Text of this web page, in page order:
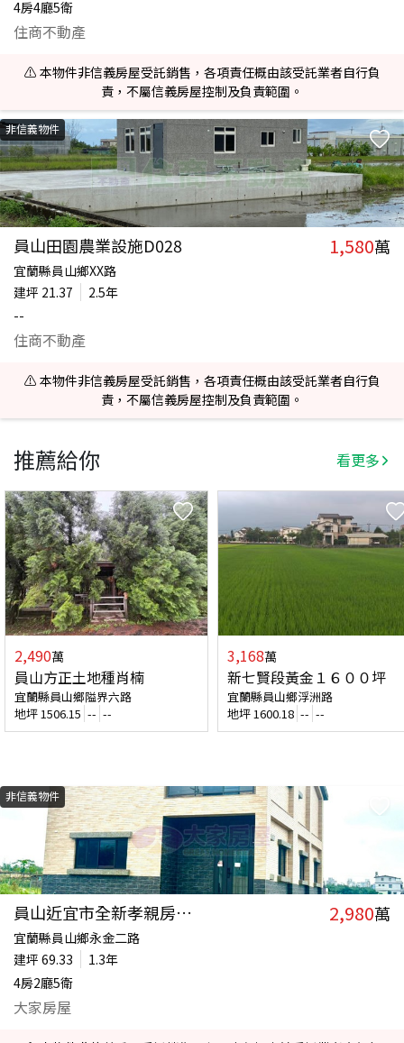
4房4廳5衛
住商不動產
⚠️ 本物件非信義房屋受託銷售，各項責任概由該受託業者自行負
責，不屬信義房屋控制及負責範圍。
非信義物件
員山田園農業設施D028 1,580萬
宜蘭縣員山鄉XX路
建坪 21.37
2.5年
--
住商不動產
⚠️ 本物件非信義房屋受託銷售，各項責任概由該受託業者自行負
責，不屬信義房屋控制及負責範圍。
推薦給你 看更多
2,490萬
員山方正土地種肖楠
宜蘭縣員山鄉隘界六路
地坪1506.15 -- --
3,168萬
新七賢段黃金１６００坪
宜蘭縣員山鄉浮洲路
地坪1600.18 -- --
非信義物件
員山近宜市全新孝親房農舍 2,980萬
宜蘭縣員山鄉永金二路
建坪 69.33
1.3年
4房2廳5衛
大家房屋